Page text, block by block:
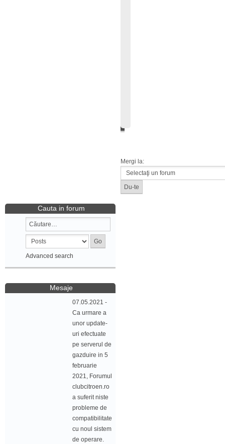
Mergi la:
Cauta in forum
Advanced search
Mesaje
07.05.2021 -
Ca urmare a
unor update-
uri efectuate
pe serverul de
gazduire in 5
februarie
2021, Forumul
clubcitroen.ro
a suferit niste
probleme de
compatibilitate
cu noul sistem
de operare.